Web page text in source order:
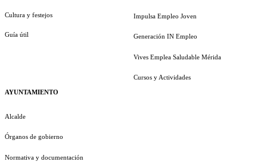
Cultura y festejos
Guía útil
AYUNTAMIENTO
Alcalde
Órganos de gobierno
Normativa y documentación
Impulsa Empleo Joven
Generación IN Empleo
Vives Emplea Saludable Mérida
Cursos y Actividades